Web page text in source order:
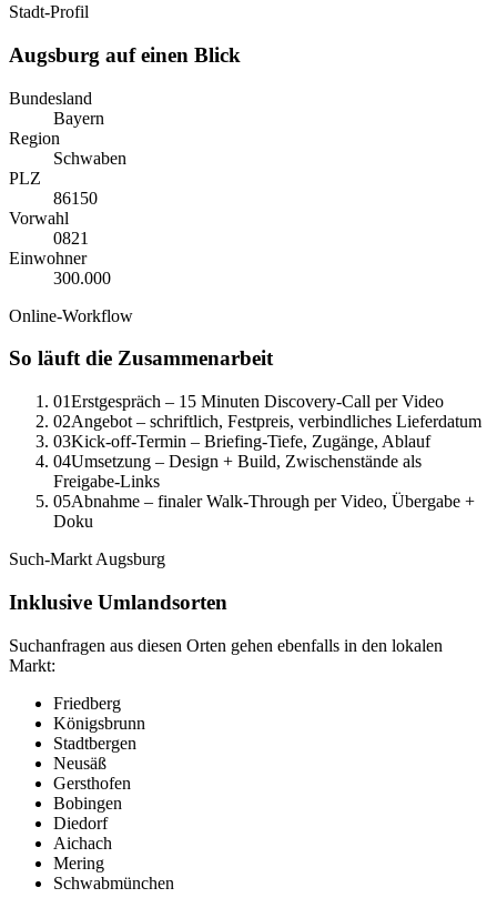
Stadt-Profil
Augsburg auf einen Blick
Bundesland
Bayern
Region
Schwaben
PLZ
86150
Vorwahl
0821
Einwohner
300.000
Online-Workflow
So läuft die Zusammenarbeit
01Erstgespräch – 15 Minuten Discovery-Call per Video
02Angebot – schriftlich, Festpreis, verbindliches Lieferdatum
03Kick-off-Termin – Briefing-Tiefe, Zugänge, Ablauf
04Umsetzung – Design + Build, Zwischenstände als
Freigabe-Links
05Abnahme – finaler Walk-Through per Video, Übergabe +
Doku
Such-Markt Augsburg
Inklusive Umlandsorten
Suchanfragen aus diesen Orten gehen ebenfalls in den lokalen
Markt:
Friedberg
Königsbrunn
Stadtbergen
Neusäß
Gersthofen
Bobingen
Diedorf
Aichach
Mering
Schwabmünchen